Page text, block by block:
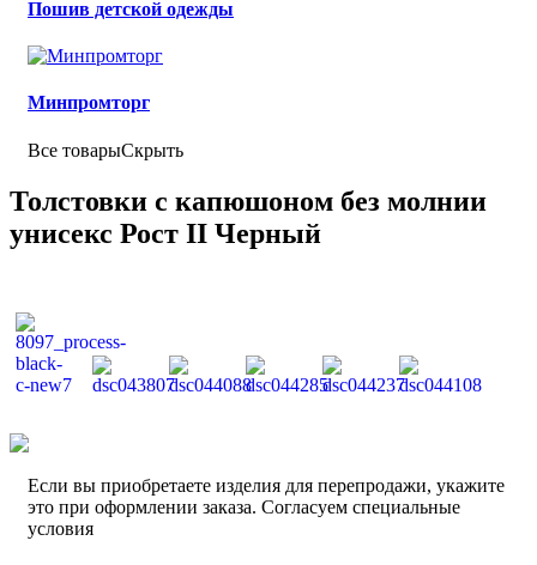
Пошив детской одежды
Минпромторг
Все товарыСкрыть
Толстовки с капюшоном без молнии
унисекс Рост II Черный
Если вы приобретаете изделия для перепродажи, укажите
это при оформлении заказа. Согласуем специальные
условия